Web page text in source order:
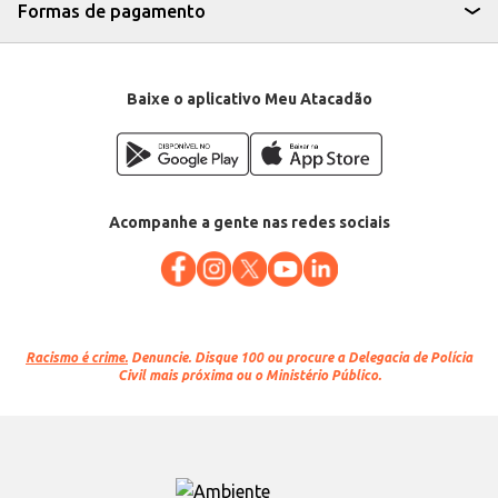
Formas de pagamento
Baixe o aplicativo Meu Atacadão
Acompanhe a gente nas redes sociais
Racismo é crime. Denuncie. Disque 100 ou procure a Delegacia de Polícia
Civil mais próxima ou o Ministério Público.